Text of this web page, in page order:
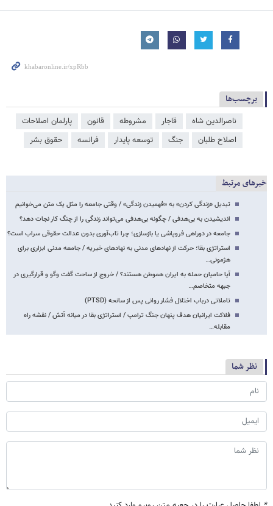
برچسب‌ها
ناصرالدین شاه قاجار مشروطه قانون
پارلمان اصلاحات
اصلاح طلبان
جنگ توسعه پایدار فرانسه حقوق بشر
خبرهای مرتبط
تبدیل «زندگی کردن» به «فهمیدن زندگی» / وقتی جامعه را مثل یک متن می‌خوانیم
اندیشیدن به بی‌هدفی / چگونه بی‌هدفی می‌تواند زندگی را از چنگ کار نجات دهد؟
جامعه در دوراهی فروپاشی یا بازسازی؛ چرا تاب‌آوری بدون عدالت حقوقی سراب است؟
استراتژی بقا؛ حرکت از نهادهای مدنی به نهادهای خیریه / جامعه مدنی ابزاری برای
هژمونی…
آیا حامیان حمله به ایران هموطن هستند؟ / خروج از ساحت گفت وگو و قرارگیری در
جبهه متخاصم…
تاملاتی درباب اختلال فشار روانی پس از سانحه (PTSD)
فلاکت ایرانیان هدف پنهان جنگ ترامپ / استراتژی بقا در میانه آتش / نقشه راه
مقابله…
نظر شما